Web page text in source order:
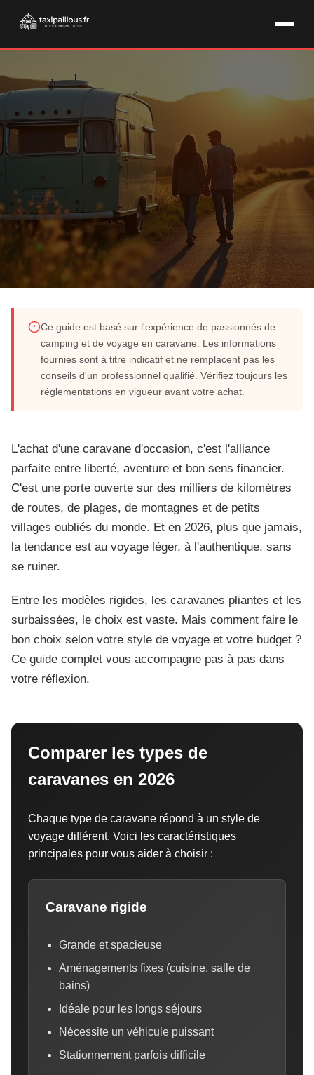
Choisir sa caravane d'occasion : le guide
complet pour 2026
Mai 2026
Ce guide est basé sur l'expérience de passionnés de
camping et de voyage en caravane. Les informations
fournies sont à titre indicatif et ne remplacent pas les
conseils d'un professionnel qualifié. Vérifiez toujours les
réglementations en vigueur avant votre achat.
L'achat d'une caravane d'occasion, c'est l'alliance
parfaite entre liberté, aventure et bon sens financier.
C'est une porte ouverte sur des milliers de kilomètres
de routes, de plages, de montagnes et de petits
villages oubliés du monde. Et en 2026, plus que jamais,
la tendance est au voyage léger, à l'authentique, sans
se ruiner.
Entre les modèles rigides, les caravanes pliantes et les
surbaissées, le choix est vaste. Mais comment faire le
bon choix selon votre style de voyage et votre budget ?
Ce guide complet vous accompagne pas à pas dans
votre réflexion.
Comparer les types de
caravanes en 2026
Chaque type de caravane répond à un style de
voyage différent. Voici les caractéristiques
principales pour vous aider à choisir :
Caravane rigide
Grande et spacieuse
Aménagements fixes (cuisine, salle de
bains)
Idéale pour les longs séjours
Nécessite un véhicule puissant
Stationnement parfois difficile